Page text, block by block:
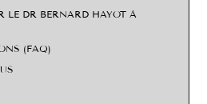
LE DR BERNARD HAYOT À
(FAQ)